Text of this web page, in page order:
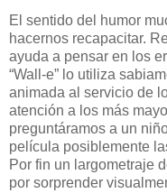
El sentido del humor
hacernos recapacitar.
ayuda a pensar en los
“Wall-e” lo utiliza
animada al servicio de
atención a los más
preguntáramos a un
película posiblemente
Por fin un largometraje
por sorprender